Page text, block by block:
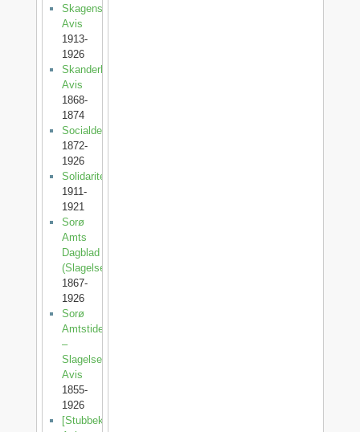
Skagens
Avis
1913-
1926
Skanderborg
Avis
1868-
1874
Socialdemokraten
1872-
1926
Solidaritet
1911-
1921
Sorø
Amts
Dagblad
(SlagelsePosten)
1867-
1926
Sorø
Amtstidende
–
Slagelse
Avis
1855-
1926
[Stubbekøbing